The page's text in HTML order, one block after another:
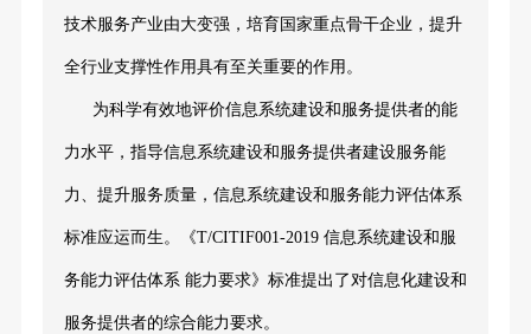
技术服务产业由大变强，培育国家重点骨干企业，提升
全行业支撑性作用具有至关重要的作用。
为科学有效地评价信息系统建设和服务提供者的能
力水平，指导信息系统建设和服务提供者建设服务能
力、提升服务质量，信息系统建设和服务能力评估体系
标准应运而生。《T/CITIF001-2019 信息系统建设和服
务能力评估体系 能力要求》标准提出了对信息化建设和
服务提供者的综合能力要求。